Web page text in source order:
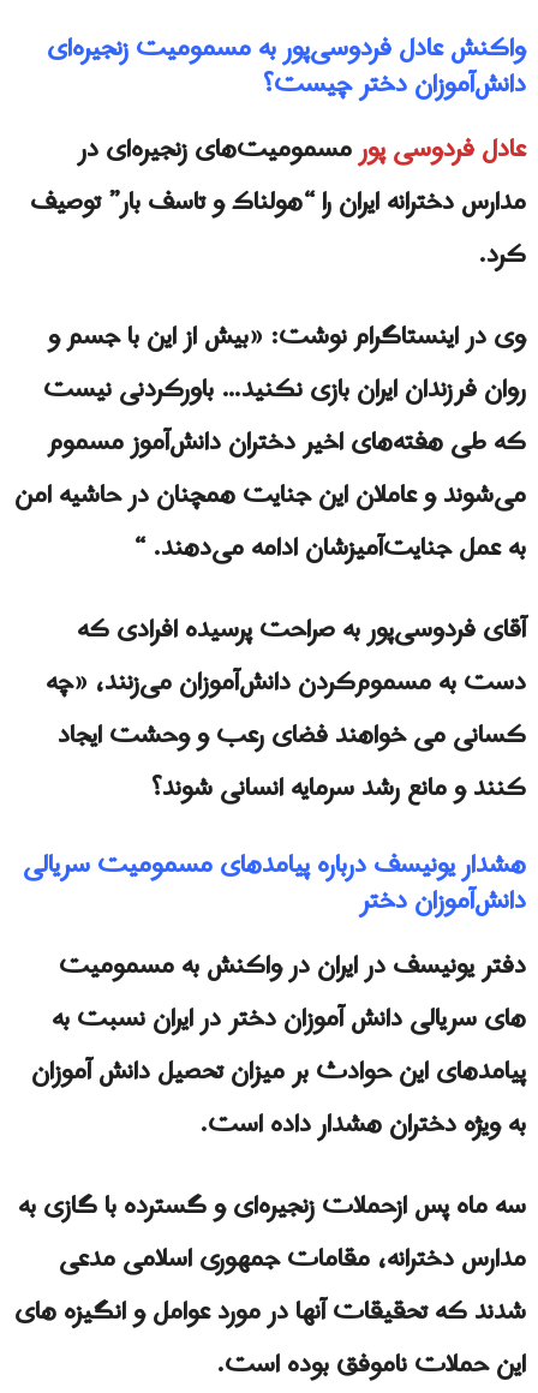
واکنش عادل فردوسی‌پور به مسمومیت زنجیره‌ای
دانش‌آموزان دختر چیست؟
عادل فردوسی پورمسمومیت‌های زنجیره‌ای در
مدارس دخترانه ایران را “هولناک و تاسف بار” توصیف
کرد.
وی در اینستاگرام نوشت: «بیش از این با جسم و
روان‌ فرزندان ایران بازی نکنید… باورکردنی نیست
که طی هفته‌های اخیر دختران دانش‌آموز مسموم
می‌شوند و عاملان این جنایت همچنان در حاشیه امن
به عمل جنایت‌آمیزشان ادامه می‌دهند. “
آقای فردوسی‌پور به صراحت پرسیده افرادی که
دست به مسموم‌کردن دانش‌آموزان می‌زنند، «چه
کسانی می خواهند فضای رعب و وحشت ایجاد
کنند و مانع رشد سرمایه انسانی شوند؟
هشدار یونیسف درباره پیامدهای مسمومیت سریالی
دانش‌آموزان دختر
دفتر یونیسف در ایران در واکنش به مسمومیت
های سریالی دانش آموزان دختر در ایران نسبت به
پیامدهای این حوادث بر میزان تحصیل دانش آموزان
به ویژه دختران هشدار داده است.
سه ماه پس ازحملات زنجیره‌ای و گسترده با گازی به
مدارس دخترانه، مقامات جمهوری اسلامی مدعی
شدند که تحقیقات آنها در مورد عوامل و انگیزه های
این حملات ناموفق بوده است.